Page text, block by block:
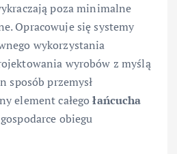
poza minimalne
Opracowuje się systemy
wykorzystania
wyrobów z myślą
sposób przemysł
element całegołańcucha
obiegu